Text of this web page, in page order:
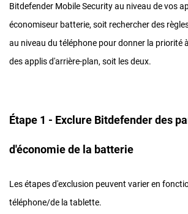
Bitdefender Mobile Security au niveau de vos
économiseur batterie, soit rechercher des
au niveau du téléphone pour donner la priorité
des applis d'arrière-plan, soit les deux.
Étape 1 - Exclure Bitdefender des
d'économie de la batterie
Les étapes d'exclusion peuvent varier en
téléphone/de la tablette.